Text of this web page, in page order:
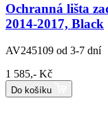
Ochranná lišta
2014-2017, Black
AV245109 od 3-7 dní
1 585,- Kč
Do košíku